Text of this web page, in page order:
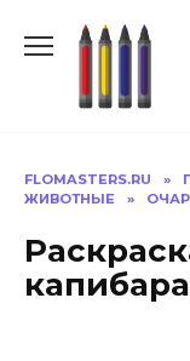
FLOMASTERS.RU »
ЖИВОТНЫЕ
»
капибара